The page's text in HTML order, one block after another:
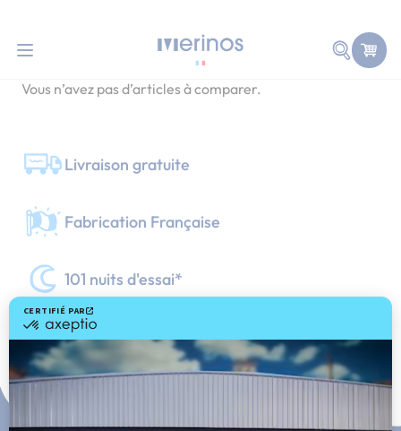
Faire
COMPARER DES PRODUITS
Vous n’avez pas d’articles à comparer.
Livraison gratuite
Fabrication Française
101 nuits d'essai*
Paiement en 3x ou 4x sans frais